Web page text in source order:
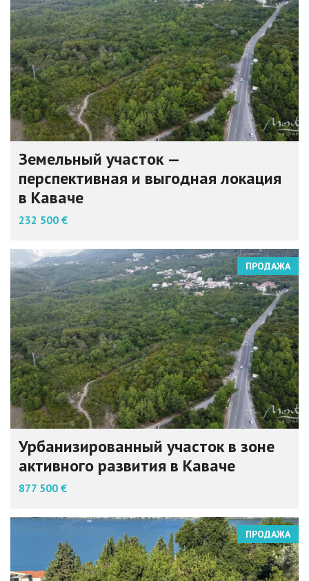
Земельный участок —
перспективная и выгодная локация
в Каваче
232 500 €
ПРОДАЖА
Урбанизированный участок в зоне
активного развития в Каваче
877 500 €
ПРОДАЖА